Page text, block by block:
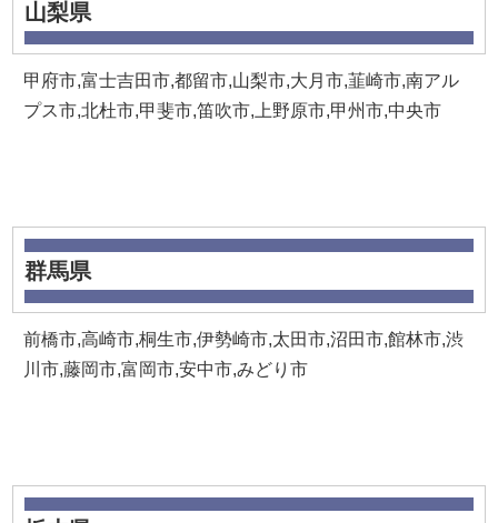
山梨県
甲府市,富士吉田市,都留市,山梨市,大月市,韮崎市,南アル
プス市,北杜市,甲斐市,笛吹市,上野原市,甲州市,中央市
群馬県
前橋市,高崎市,桐生市,伊勢崎市,太田市,沼田市,館林市,渋
川市,藤岡市,富岡市,安中市,みどり市